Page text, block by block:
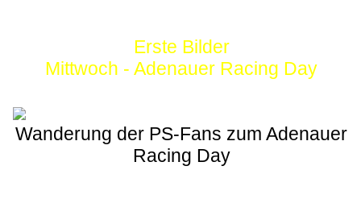
Erste Bilder
Mittwoch - Adenauer Racing Day
Wanderung der PS-Fans zum Adenauer
Racing Day